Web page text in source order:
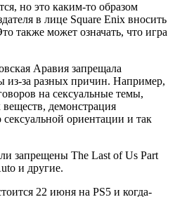
но это каким-то образом
в лице Square Enix вносить
также может означать, что игра
Аравия запрещала
из-за разных причин. Например,
на сексуальные темы,
демонстрация
ориентации и так
запрещены The Last of Us Part
и другие.
22 июня на PS5 и когда-